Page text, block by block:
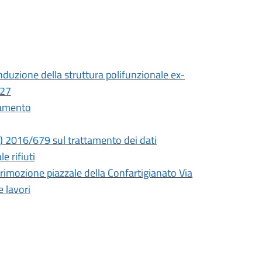
della struttura polifunzionale ex-
2016/679 sul trattamento dei dati
rifiuti
piazzale della Confartigianato Via
lavori